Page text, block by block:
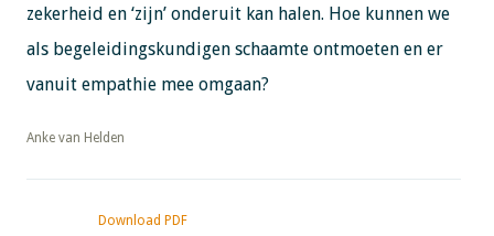
zekerheid en ‘zijn’ onderuit kan halen. Hoe kunnen we
als begeleidingskundigen schaamte ontmoeten en er
vanuit empathie mee omgaan?
​​​​​​​Anke van Helden
Download PDF